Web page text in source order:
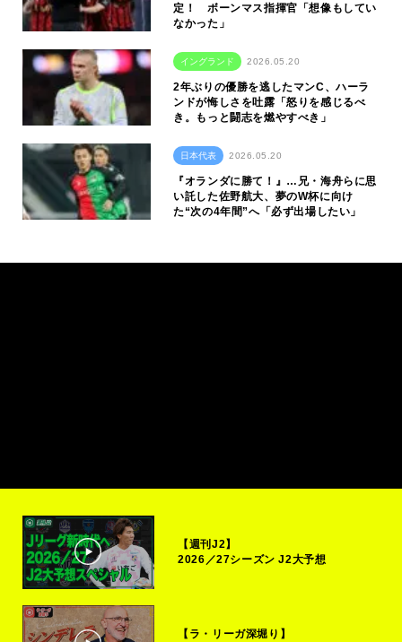
定！ ボーンマス指揮官「想像もしてい
なかった」
イングランド 2026.05.20
2年ぶりの優勝を逃したマンC、ハーラ
ンドが悔しさを吐露「怒りを感じるべ
き。もっと闘志を燃やすべき」
日本代表 2026.05.20
『オランダに勝て！』…兄・海舟らに思
い託した佐野航大、夢のW杯に向け
た“次の4年間”へ「必ず出場したい」
【週刊J2】
2026／27シーズン J2大予想
【ラ・リーガ深堀り】